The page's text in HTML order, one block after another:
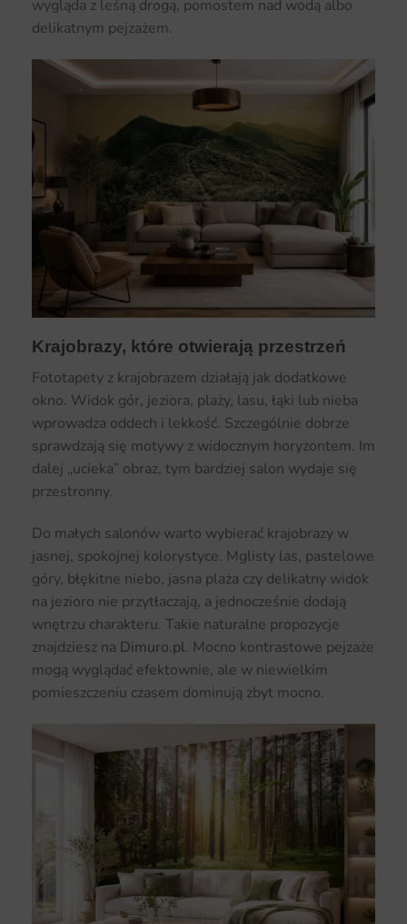
wygląda z leśną drogą, pomostem nad wodą albo
delikatnym pejzażem.
Krajobrazy, które otwierają przestrzeń
Fototapety z krajobrazem działają jak dodatkowe
okno. Widok gór, jeziora, plaży, lasu, łąki lub nieba
wprowadza oddech i lekkość. Szczególnie dobrze
sprawdzają się motywy z widocznym horyzontem. Im
dalej „ucieka” obraz, tym bardziej salon wydaje się
przestronny.
Do małych salonów warto wybierać krajobrazy w
jasnej, spokojnej kolorystyce. Mglisty las, pastelowe
góry, błękitne niebo, jasna plaża czy delikatny widok
na jezioro nie przytłaczają, a jednocześnie dodają
wnętrzu charakteru. Takie naturalne propozycje
znajdziesz na Dimuro.pl. Mocno kontrastowe pejzaże
mogą wyglądać efektownie, ale w niewielkim
pomieszczeniu czasem dominują zbyt mocno.